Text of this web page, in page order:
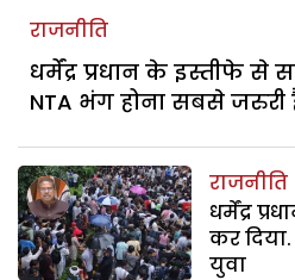
राजनीति
धर्मेंद्र प्रधान के इस्तीफे से
NTA भंग होना सबसे जरुरी
राजनीति
धर्मेंद्र
कर
युवा